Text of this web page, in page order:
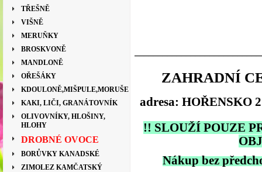
TŘEŠNĚ
VIŠNĚ
MERUŇKY
BROSKVONĚ
MANDLONĚ
OŘEŠÁKY
KDOULONĚ,MIŠPULE,MORUŠE
KAKI, LIČI, GRANÁTOVNÍK
OLIVOVNÍKY, HLOŠINY,
HLOHY
DROBNÉ OVOCE
BORŮVKY KANADSKÉ
ZIMOLEZ KAMČATSKÝ
ZAHRADNÍ
adresa: HOŘENSKO
!! SLOUŽÍ POUZE
Nákup bez